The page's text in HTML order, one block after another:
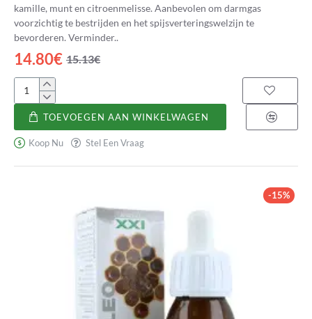
kamille, munt en citroenmelisse. Aanbevolen om darmgas
voorzichtig te bestrijden en het spijsverteringswelzijn te
bevorderen. Verminder..
14.80€ 15.13€
Pediakid
Bebé
Gas
TOEVOEGEN AAN WINKELWAGEN
Koop Nu Stel Een Vraag
-15%